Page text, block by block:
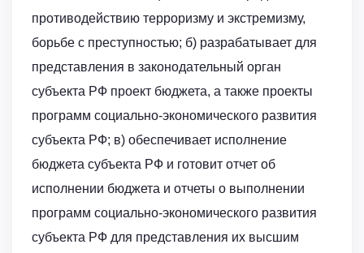
противодействию терроризму и экстремизму,
борьбе с преступностью; б) разрабатывает для
представления в законодательный орган
субъекта РФ проект бюджета, а также проекты
программ социально-экономического развития
субъекта РФ; в) обеспечивает исполнение
бюджета субъекта РФ и готовит отчет об
исполнении бюджета и отчеты о выполнении
программ социально-экономического развития
субъекта РФ для представления их высшим